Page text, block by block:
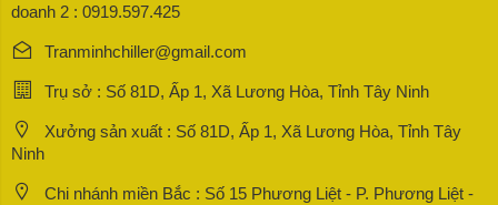
doanh 2 : 0919.597.425
Tranminhchiller@gmail.com
Trụ sở : Số 81D, Ấp 1, Xã Lương Hòa, Tỉnh Tây Ninh
Xưởng sản xuất : Số 81D, Ấp 1, Xã Lương Hòa, Tỉnh Tây
Ninh
Chi nhánh miền Bắc : Số 15 Phương Liệt - P. Phương Liệt -